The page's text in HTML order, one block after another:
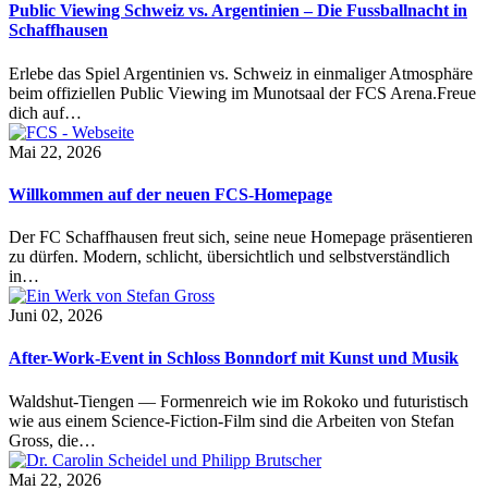
Public Viewing Schweiz vs. Argentinien – Die Fussballnacht in
Schaffhausen
Erlebe das Spiel Argentinien vs. Schweiz in einmaliger Atmosphäre
beim offiziellen Public Viewing im Munotsaal der FCS Arena.Freue
dich auf…
Mai 22, 2026
Willkommen auf der neuen FCS-Homepage
Der FC Schaffhausen freut sich, seine neue Homepage präsentieren
zu dürfen. Modern, schlicht, übersichtlich und selbstverständlich
in…
Juni 02, 2026
After-Work-Event in Schloss Bonndorf mit Kunst und Musik
Waldshut-Tiengen — Formenreich wie im Rokoko und futuristisch
wie aus einem Science-Fiction-Film sind die Arbeiten von Stefan
Gross, die…
Mai 22, 2026